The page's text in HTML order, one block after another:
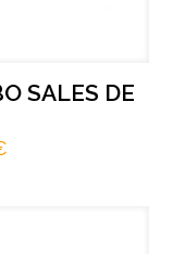
SALES DE